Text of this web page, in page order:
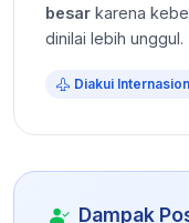
besar karena
dinilai lebih unggul.
Diakui
Dampak